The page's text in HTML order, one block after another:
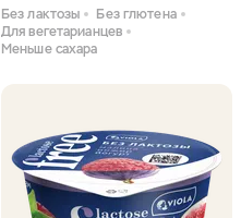
Без лактозы
Без глютена
Для вегетарианцев
Меньше сахара